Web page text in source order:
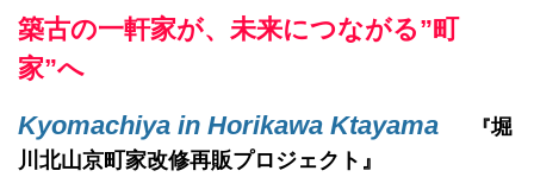
築古の一軒家が、未来につながる”町
家”へ
Kyomachiya in Horikawa Ktayama
『堀
川北山京町家改修再販プロジェクト』